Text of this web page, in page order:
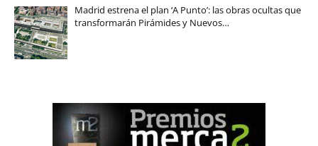
Madrid estrena el plan ‘A Punto’: las obras ocultas que
transformarán Pirámides y Nuevos…